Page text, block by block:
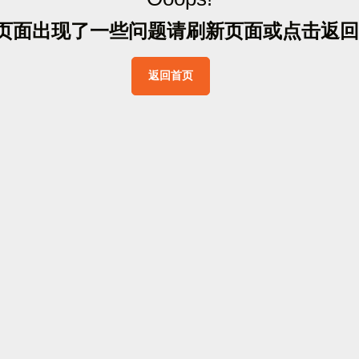
面出现了一些问题请刷新页面或点击返 回
返回首页